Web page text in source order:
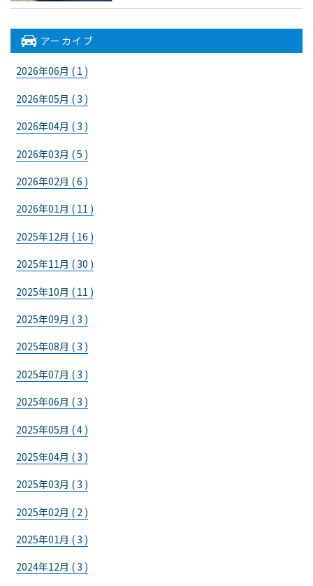
アーカイブ
2026年06月 ( 1 )
2026年05月 ( 3 )
2026年04月 ( 3 )
2026年03月 ( 5 )
2026年02月 ( 6 )
2026年01月 ( 11 )
2025年12月 ( 16 )
2025年11月 ( 30 )
2025年10月 ( 11 )
2025年09月 ( 3 )
2025年08月 ( 3 )
2025年07月 ( 3 )
2025年06月 ( 3 )
2025年05月 ( 4 )
2025年04月 ( 3 )
2025年03月 ( 3 )
2025年02月 ( 2 )
2025年01月 ( 3 )
2024年12月 ( 3 )